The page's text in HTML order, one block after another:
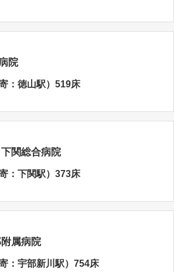
院
：徳山駅）519床
関総合病院
：下関駅）373床
属病院
：宇部新川駅）754床